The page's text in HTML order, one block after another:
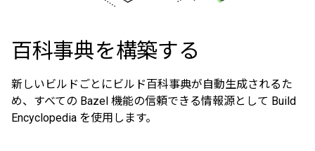
百科事典を構築する
新しいビルドごとにビルド百科事典が自動生成されるた
め、すべての Bazel 機能の信頼できる情報源として Build
Encyclopedia を使用します。